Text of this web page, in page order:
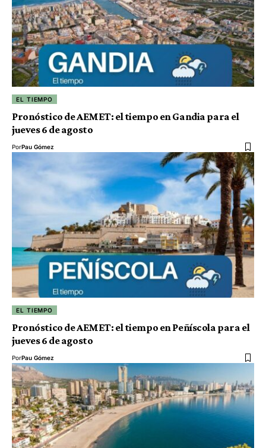
EL TIEMPO
Pronóstico de AEMET: el tiempo en Gandia para el
jueves 6 de agosto
PorPau Gómez
EL TIEMPO
Pronóstico de AEMET: el tiempo en Peñíscola para el
jueves 6 de agosto
PorPau Gómez